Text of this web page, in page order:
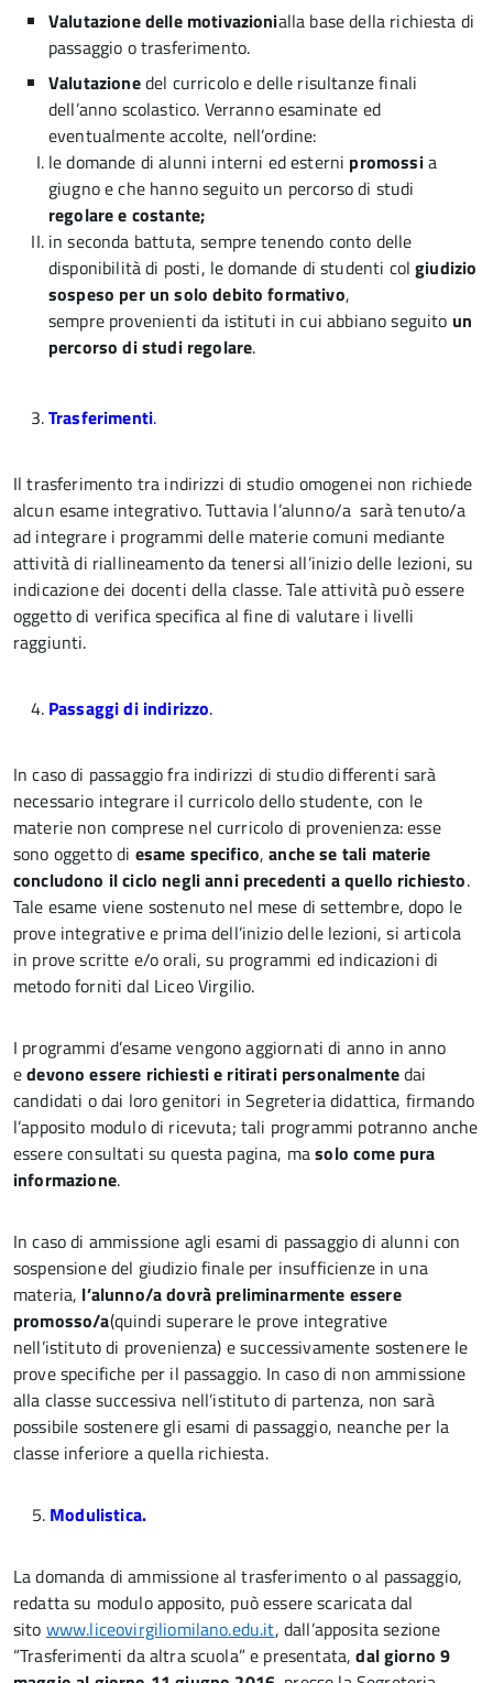
Valutazione delle motivazionialla base della richiesta di
passaggio o trasferimento.
Valutazionedel curricolo e delle risultanze finali
dell’anno scolastico. Verranno esaminate ed
eventualmente accolte, nell’ordine:
le domande di alunni interni ed esterni promossia
giugno e che hanno seguito un percorso di studi
regolare e costante;
in seconda battuta, sempre tenendo conto delle
disponibilità di posti, le domande di studenti colgiudizio
sospeso per un solo debito formativo,
sempre provenienti da istituti in cui abbiano seguito un
percorso di studi regolare.
Trasferimenti.
Il trasferimento tra indirizzi di studio omogenei non richiede
alcun esame integrativo. Tuttavia l’alunno/a sarà tenuto/a
ad integrare i programmi delle materie comuni mediante
attività di riallineamento da tenersi all’inizio delle lezioni, su
indicazione dei docenti della classe. Tale attività può essere
oggetto di verifica specifica al fine di valutare i livelli
raggiunti.
Passaggi di indirizzo.
In caso di passaggio fra indirizzi di studio differenti sarà
necessario integrare il curricolo dello studente, con le
materie non comprese nel curricolo di provenienza: esse
sono oggetto di esame specifico,anche se tali materie
concludono il ciclo negli anni precedenti a quello richiesto.
Tale esame viene sostenuto nel mese di settembre, dopo le
prove integrative e prima dell’inizio delle lezioni, si articola
in prove scritte e/o orali, su programmi ed indicazioni di
metodo forniti dal Liceo Virgilio.
I programmi d’esame vengono aggiornati di anno in anno
edevono essere richiesti e ritirati personalmentedai
candidati o dai loro genitori in Segreteria didattica, firmando
l’apposito modulo di ricevuta; tali programmi potranno anche
essere consultati su questa pagina, masolo come pura
informazione.
In caso di ammissione agli esami di passaggio di alunni con
sospensione del giudizio finale per insufficienze in una
materia, l’alunno/a dovrà preliminarmente essere
promosso/a(quindi superare le prove integrative
nell’istituto di provenienza) e successivamente sostenere le
prove specifiche per il passaggio. In caso di non ammissione
alla classe successiva nell’istituto di partenza, non sarà
possibile sostenere gli esami di passaggio, neanche per la
classe inferiore a quella richiesta.
5. Modulistica.
La domanda di ammissione al trasferimento o al passaggio,
redatta su modulo apposito, può essere scaricata dal
sito www.liceovirgiliomilano.edu.it, dall’apposita sezione
“Trasferimenti da altra scuola” e presentata,dal giorno 9